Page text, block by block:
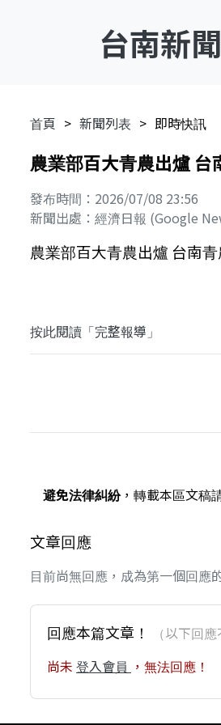
台南新
首頁 新聞列表 即時快訊
農業部百大青農出爐
發布時間：2026/07/08 23:56
新聞出處：經濟日報 (Google
農業部百大青農出爐 台南
按此閱讀「完整報導」
避免法律糾紛，轉載本區文稿
文章回應
目前尚無回應，成為第一個回應
回應本篇文章！ （以下回
尚未 登入會員 ，無法回應！